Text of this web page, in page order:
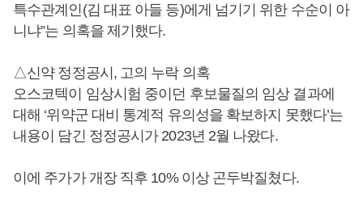
특수관계인(김 대표 아들 등)에게 넘기기 위한 수순이 아
니냐”는 의혹을 제기했다.
△신약 정정공시, 고의 누락 의혹
오스코텍이 임상시험 중이던 후보물질의 임상 결과에
대해 ‘위약군 대비 통계적 유의성을 확보하지 못했다’는
내용이 담긴 정정공시가 2023년 2월 나왔다.
이에 주가가 개장 직후 10% 이상 곤두박질쳤다.